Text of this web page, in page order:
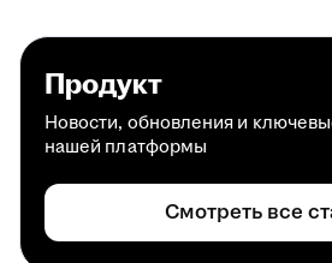
Продукт
Новости, обновления и
нашей платформы
Смотреть все